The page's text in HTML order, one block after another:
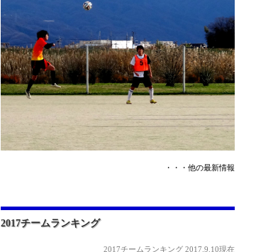
・・・他の最新情報
2017チームランキング
2017チームランキング 2017.9.10現在